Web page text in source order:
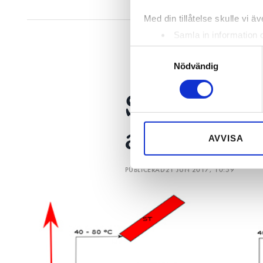
Med din tillåtelse skulle vi
Samla in information
Identifiera din enhet
Ta reda på mer om hur
eller dra tillbaka ditt
sociala medier och
till de sociala medier och
Nödvändig
AVVISA
höstbudgeten.
Solvärme
av
PUBLICERAD21 JUN 2017, 10:59